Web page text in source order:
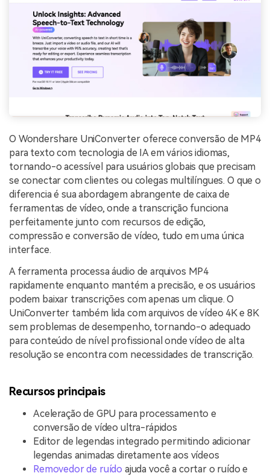
O Wondershare UniConverter oferece conversão de MP4
para texto com tecnologia de IA em vários idiomas,
tornando-o acessível para usuários globais que precisam
se conectar com clientes ou colegas multilíngues. O que o
diferencia é sua abordagem abrangente de caixa de
ferramentas de vídeo, onde a transcrição funciona
perfeitamente junto com recursos de edição,
compressão e conversão de vídeo, tudo em uma única
interface.
A ferramenta processa áudio de arquivos MP4
rapidamente enquanto mantém a precisão, e os usuários
podem baixar transcrições com apenas um clique. O
UniConverter também lida com arquivos de vídeo 4K e 8K
sem problemas de desempenho, tornando-o adequado
para conteúdo de nível profissional onde vídeo de alta
resolução se encontra com necessidades de transcrição.
Recursos principais
Aceleração de GPU para processamento e
conversão de vídeo ultra-rápidos
Editor de legendas integrado permitindo adicionar
legendas animadas diretamente aos vídeos
Removedor de ruído ajuda você a cortar o ruído e